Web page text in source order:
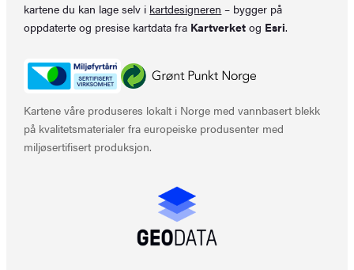
kartene du kan lage selv i kartdesigneren – bygger på
oppdaterte og presise kartdata fra Kartverket og Esri.
Kartene våre produseres lokalt i Norge med vannbasert blekk
på kvalitetsmaterialer fra europeiske produsenter med
miljøsertifisert produksjon.